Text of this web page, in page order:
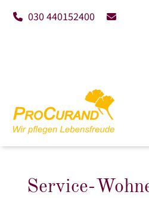
030 440152400
Service-